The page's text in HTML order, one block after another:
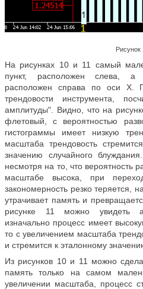
Рисунок
На рисунках 10 и 11 самый
пункт, расположен слева,
расположен справа по оси Х.
трендовости инструмента,
амплитуды". Видно, что на
флетовый, с вероятностью
гистограммы имеет низкую
масштаба трендовость
значению случайного
несмотря на то, что вероятность
масштабе высока, при
закономерность резко теряется,
утрачивает память и
рисунке 11 можно увидеть
изначально процесс имеет
то с увеличением масштаба
и стремится к эталонному
Из рисунков 10 и 11 можно
память только на самом
увеличении масштаба, процесс